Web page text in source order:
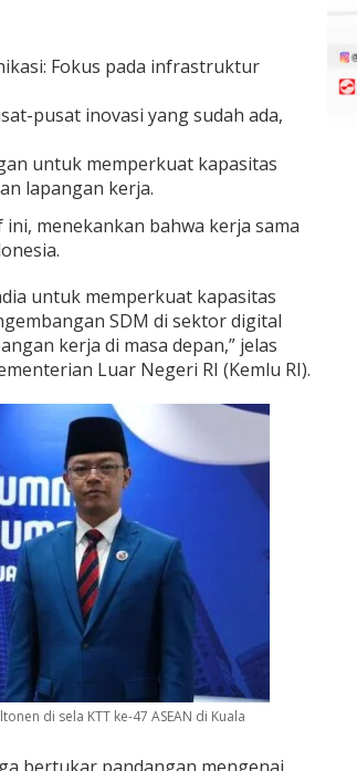
Fokus pada infrastruktur
pusat inovasi yang sudah ada,
untuk memperkuat kapasitas
lapangan kerja.
menekankan bahwa kerja sama
untuk memperkuat kapasitas
SDM di sektor digital
kerja di masa depan,” jelas
Luar Negeri RI (Kemlu RI).
di sela KTT ke-47 ASEAN di Kuala